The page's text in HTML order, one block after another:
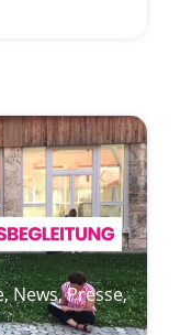
,News,Presse,